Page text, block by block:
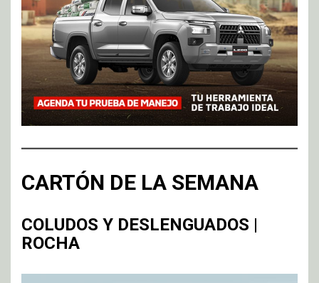
CARTÓN DE LA SEMANA
COLUDOS Y DESLENGUADOS |
ROCHA